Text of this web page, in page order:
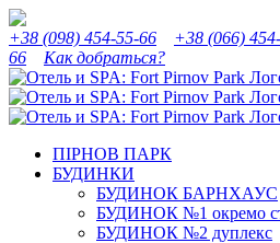
Skip
to
content
Instagram
Facebook
YouTube
Tripadvisor
+38 (098) 454-55-66
+38 (066)
66
Как добраться?
ПІРНОВ ПАРК
БУДИНКИ
БУДИНОК БАРНХАУС
БУДИНОК №1 окремо
БУДИНОК №2 дуплекс